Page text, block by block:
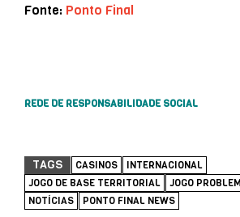
Fonte: Ponto Final
REDE DE RESPONSABILIDADE SOCIAL
TAGS CASINOS
INTERNACIONAL
JOGO DE BASE TERRITORIAL
JOGO
NOTÍCIAS
PONTO FINAL NEWS